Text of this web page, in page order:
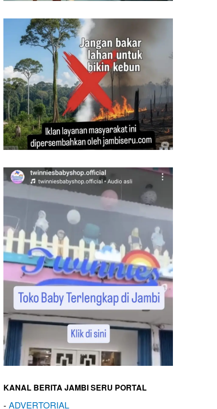
KANAL BERITA JAMBI SERU PORTAL
-ADVERTORIAL